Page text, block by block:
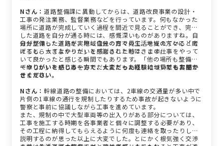
Nさん：道路整備課に異動してからは、道路改良事業の設計・
工事の発注業務、監督業務などを行っています。何もなかった
場所に道路が完成していく過程を間近で見ることができ、完成
した道路を自分が通る時には、感慨深いものがありますね。自
分が整備した道路が、地域住民の方々の生活を支えていると考
えると、大きなやりがいを感じることもできます。
自分が作った道路を実際に自分の目で見て、地域の方々に「広
げてもらってよかった」と感謝された時は、この仕事をやって
いて良かったと感じる瞬間でもあります。「他の場所も整備し
てほしい」という声をいただくこともあり、地域貢献を実感で
きますね。
ーやりがいを感じる一方で、大変だった経験についてもお聞か
せください。
Nさん：幹線道路の整備においては、2車線の交通量が多い中で
片側の1車線の通行を規制したりするため事故が起きないように
警察と事前に協議しながら工事を進めています。
また、規制の中で大型車両等の出入りがある部分については、
工事を施工する時期を各事業者と個々に調整する必要があり、
その工程に納得してもらえるように何度も連絡を取ったりして
説明するのが思った以上に大変でした。とにかく根気強く交渉